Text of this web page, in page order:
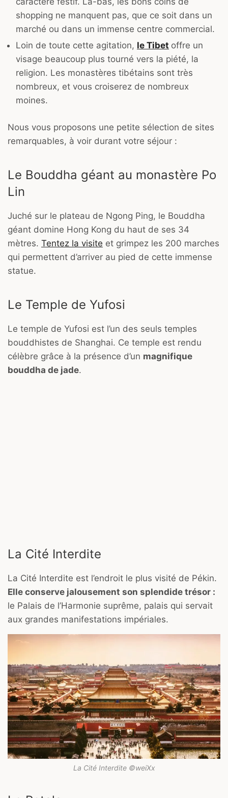
shopping ne manquent pas, que ce soit dans un
marché ou dans un immense centre commercial.
Loin de toute cette agitation, le Tibet offre un
visage beaucoup plus tourné vers la piété, la
religion. Les monastères tibétains sont très
nombreux, et vous croiserez de nombreux
moines.
Nous vous proposons une petite sélection de sites
remarquables, à voir durant votre séjour :
Le Bouddha géant au monastère Po
Lin
Juché sur le plateau de Ngong Ping, le Bouddha
géant domine Hong Kong du haut de ses 34
mètres. Tentez la visite et grimpez les 200 marches
qui permettent d’arriver au pied de cette immense
statue.
Le Temple de Yufosi
Le temple de Yufosi est l’un des seuls temples
bouddhistes de Shanghai. Ce temple est rendu
célèbre grâce à la présence d’un magnifique
bouddha de jade.
La Cité Interdite
La Cité Interdite est l’endroit le plus visité de Pékin.
Elle conserve jalousement son splendide trésor :
le Palais de l’Harmonie suprême, palais qui servait
aux grandes manifestations impériales.
La Cité Interdite ©weiXx